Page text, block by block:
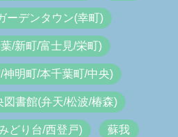
ーデンタウン(幸町)
/新町/富士見/栄町)
明町/本千葉町/中央)
図書館(弁天/松波/椿森)
どり台/西登戸) 蘇我